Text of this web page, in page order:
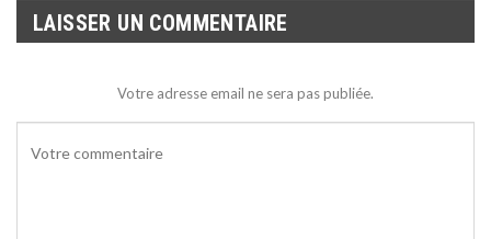
LAISSER UN COMMENTAIRE
Votre adresse email ne sera pas publiée.